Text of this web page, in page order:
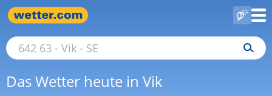
Das Wetter heute in Vik